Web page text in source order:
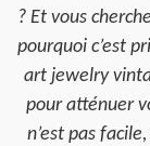
? Et vous
pourquoi c’est
art jewelry
pour atténuer
n’est pas